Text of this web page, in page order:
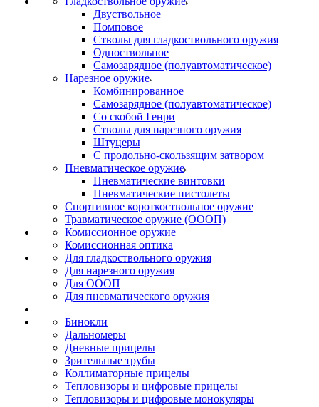
Двуствольное
Помповое
Стволы для гладкоствольного оружия
Одноствольное
Самозарядное (полуавтоматическое)
Нарезное оружие
Комбинированное
Самозарядное (полуавтоматическое)
Со скобой Генри
Стволы для нарезного оружия
Штуцеры
С продольно-скользящим затвором
Пневматическое оружие
Пневматические винтовки
Пневматические пистолеты
Спортивное короткоствольное оружие
Травматическое оружие (ОООП)
Комиссионное оружие
Комиссионная оптика
Для гладкоствольного оружия
Для нарезного оружия
Для ОООП
Для пневматического оружия
Бинокли
Дальномеры
Дневные прицелы
Зрительные трубы
Коллиматорные прицелы
Тепловизоры и цифровые прицелы
Тепловизоры и цифровые монокуляры